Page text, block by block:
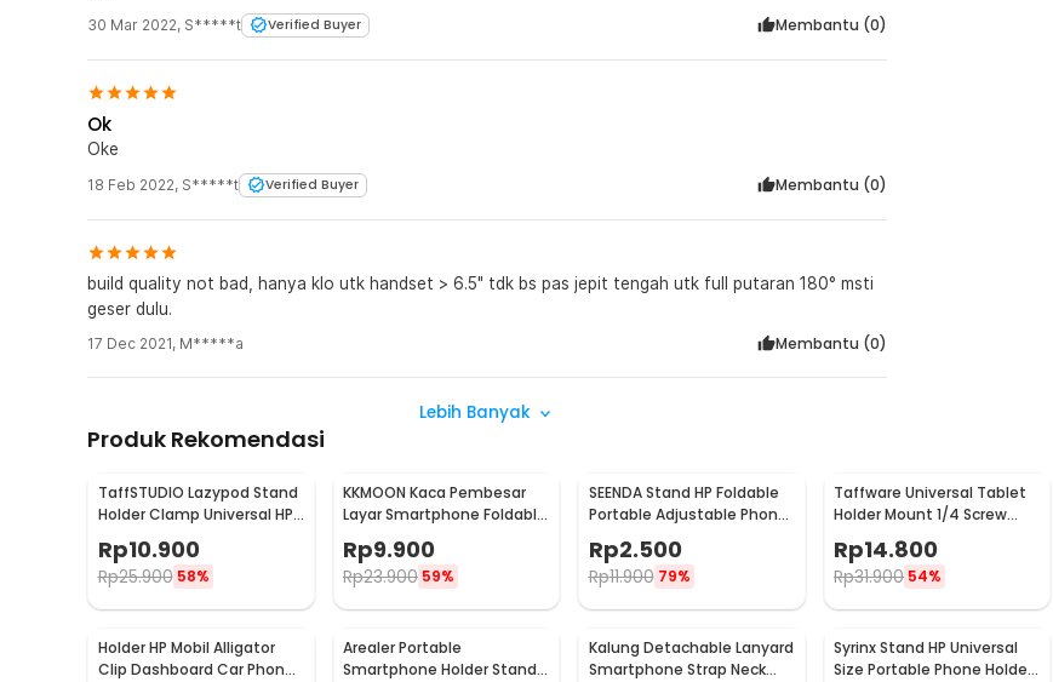
30 Mar 2022, S*****t Verified Buyer Membantu (0)
Ok
Oke
18 Feb 2022, S*****t Verified Buyer Membantu (0)
build quality not bad, hanya klo utk handset > 6.5" tdk bs pas jepit tengah utk full putaran 180° msti
geser dulu.
17 Dec 2021, M*****a Membantu (0)
Lebih Banyak
Produk Rekomendasi
TaffSTUDIO Lazypod Stand
Holder Clamp Universal HP
Tripod-8-1
Rp10.900
Rp25.900 58%
KKMOON Kaca Pembesar
Layar Smartphone Foldable
Rp9.900
Rp23.900 59%
SEENDA Stand HP Foldable
Portable Adjustable Phone
Rp2.500
Rp11.900 79%
Taffware Universal Tablet
Holder Mount 1/4 Screw
Bracket Tripod - VTM4
Rp14.800
Rp31.900 54%
Holder HP Mobil Alligator
Clip Dashboard Car Phone
Arealer Portable
Smartphone Holder Stand
Kalung Detachable Lanyard
Smartphone Strap Neck
Syrinx Stand HP Universal
Size Portable Phone Holder